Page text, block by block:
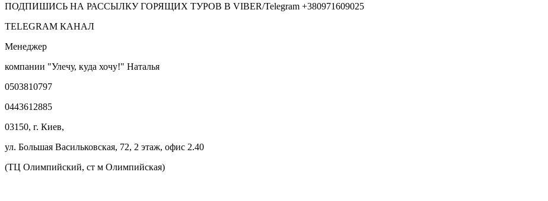
ПОДПИШИСЬ НА РАССЫЛКУ ГОРЯЩИХ ТУРОВ В VIBER/Telegram +380971609025
TELEGRAM КАНАЛ
Менеджер
компании "Улечу, куда хочу!" Наталья
0503810797
0443612885
03150, г. Киев,
ул. Большая Васильковская, 72, 2 этаж, офис 2.40
(ТЦ Олимпийский, ст м Олимпийская)